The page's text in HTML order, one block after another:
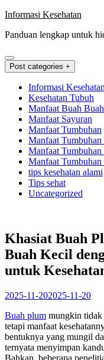
Skip
content
Informasi Kesehatan
Panduan lengkap untuk
Post categories +
Informasi Kesehatan
Kesehatan Tubuh
Manfaat Buah
Manfaat Sayuran
Manfaat Tumbuhan
Manfaat
Manfaat
Manfaat
tips kesehatan alami
Tips sehat
Uncategorized
Khasiat Buah
Buah Kecil
untuk
2025-11-202025-11-20
Buah plum mungkin tidak
tetapi manfaat
bentuknya yang mungil
ternyata menyimpan
Bahkan, beberapa